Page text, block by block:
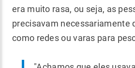
era muito rasa, ou seja, as
precisavam necessariamente
como redes ou varas para